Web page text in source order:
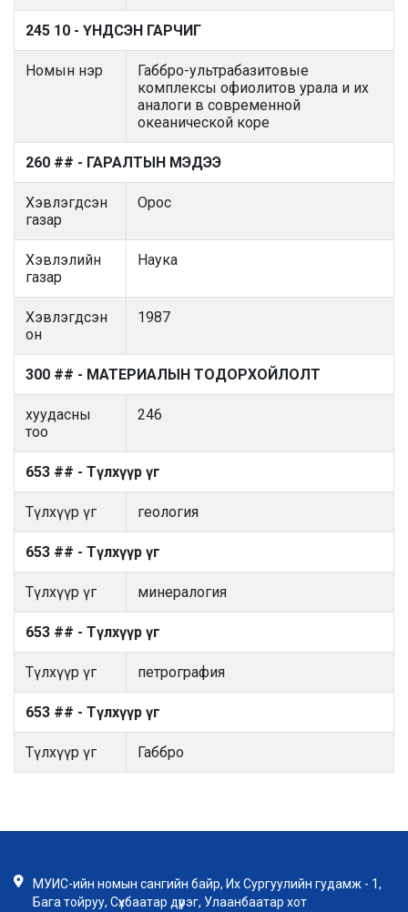
245 10 - ҮНДСЭН ГАРЧИГ
Номын нэр
Габбро-ультрабазитовые
комплексы офиолитов урала и их
аналоги в современной
океанической коре
260 ## - ГАРАЛТЫН МЭДЭЭ
Хэвлэгдсэн
газар
Орос
Хэвлэлийн
газар
Наука
Хэвлэгдсэн
он
1987
300 ## - МАТЕРИАЛЫН ТОДОРХОЙЛОЛТ
хуудасны
тоо
246
653 ## - Түлхүүр үг
Түлхүүр үг геология
653 ## - Түлхүүр үг
Түлхүүр үг минералогия
653 ## - Түлхүүр үг
Түлхүүр үг петрография
653 ## - Түлхүүр үг
Түлхүүр үг Габбро
МУИС-ийн номын сангийн байр, Их Сургуулийн гудамж - 1,
Бага тойруу, Сүхбаатар дүүрэг, Улаанбаатар хот